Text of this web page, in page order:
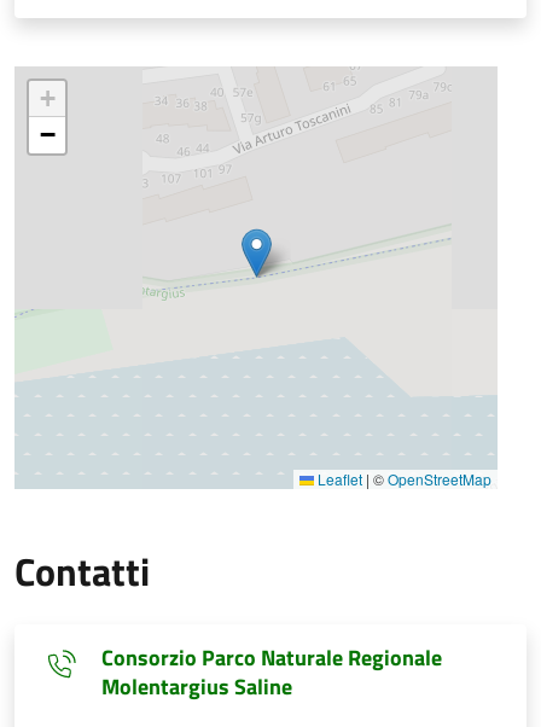
+
−
Leaflet | ©OpenStreetMap
Contatti
Consorzio Parco Naturale Regionale
Molentargius Saline